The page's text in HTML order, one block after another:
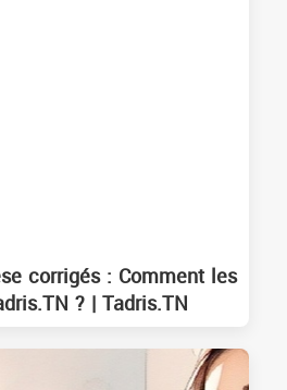
corrigés : Comment les
? | Tadris.TN